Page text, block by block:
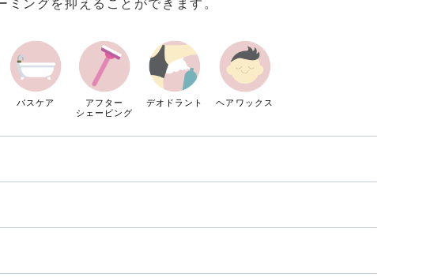
ングを抑えることができます。
バスケア
アフター
シェービング
デオドラント ヘアワックス